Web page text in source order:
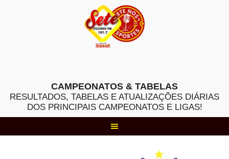
CAMPEONATOS & TABELAS
RESULTADOS, TABELAS E ATUALIZAÇÕES DIÁRIAS
DOS PRINCIPAIS CAMPEONATOS E LIGAS!